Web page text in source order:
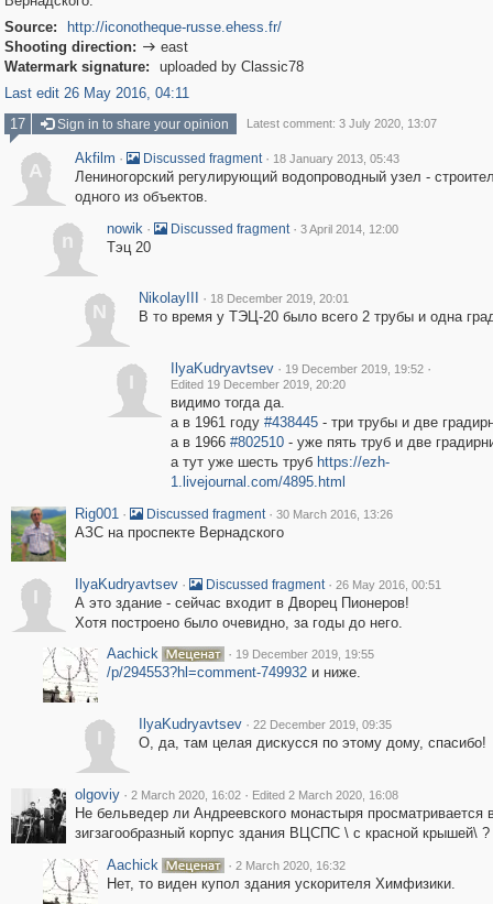
Source:
http://iconotheque-russe.ehess.fr/
Shooting direction:  east
Watermark signature:
uploaded by Classic78
Last edit 26 May 2016, 04:11
17
Sign in to share your opinion Latest comment: 3 July 2020, 13:07
A
Akfilm · Discussed fragment · 18 January 2013, 05:43
Лениногорский регулирующий водопроводный узел -
одного из объектов.
n
nowik · Discussed fragment · 3 April 2014, 12:00
Тэц 20
N
NikolayIII · 18 December 2019, 20:01
В то время у ТЭЦ-20 было всего 2 трубы и одна
I
IlyaKudryavtsev · 19 December 2019, 19:52 ·
Edited 19 December 2019, 20:20
видимо тогда да.
а в 1961 году #438445- три трубы и две
а в 1966 #802510- уже пять труб и две
а тут уже шесть труб https://ezh-
1.livejournal.com/4895.html
Rig001 · Discussed fragment · 30 March 2016, 13:26
АЗС на проспекте Вернадского
I
IlyaKudryavtsev · Discussed fragment · 26 May 2016, 00:51
А это здание - сейчас входит в Дворец Пионеров!
Хотя построено было очевидно, за годы до него.
Aachick
· 19 December 2019, 19:55
/p/294553?hl=comment-749932и ниже.
I
IlyaKudryavtsev · 22 December 2019, 09:35
О, да, там целая дискусся по этому дому, спасибо!
olgoviy · 2 March 2020, 16:02 · Edited 2 March 2020, 16:08
Не бельведер ли Андреевского монастыря просматривается
зигзагообразный корпус здания ВЦСПС \ с красной крышей\ ?
Aachick
· 2 March 2020, 16:32
Нет, то виден купол здания ускорителя Химфизики.